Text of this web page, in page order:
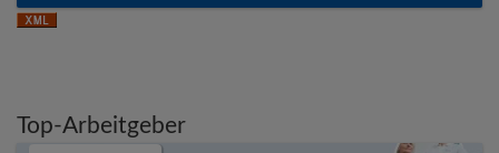
Top-Arbeitgeber